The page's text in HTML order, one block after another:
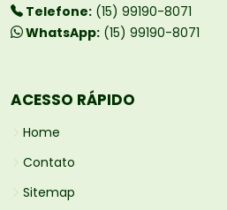
Telefone: (15) 99190-8071
WhatsApp: (15) 99190-8071
ACESSO RÁPIDO
Home
Contato
Sitemap